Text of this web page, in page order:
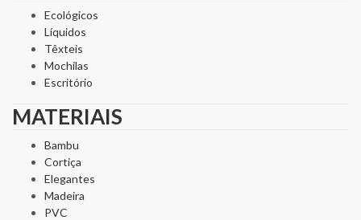
Ecológicos
Líquidos
Têxteis
Mochilas
Escritório
MATERIAIS
Bambu
Cortiça
Elegantes
Madeira
PVC